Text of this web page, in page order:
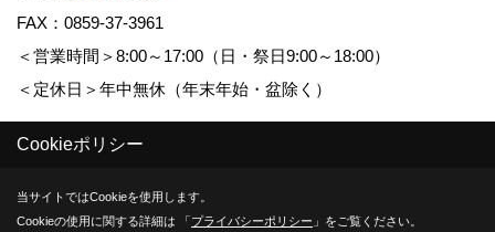
FAX：0859-37-3961
＜営業時間＞8:00～17:00（日・祭日9:00～18:00）
＜定休日＞年中無休（年末年始・盆除く）
Produced byゴデスクリエイト
Cookieポリシー
当サイトではCookieを使用します。
Cookieの使用に関する詳細は 「プライバシーポリシー 」をご覧ください。